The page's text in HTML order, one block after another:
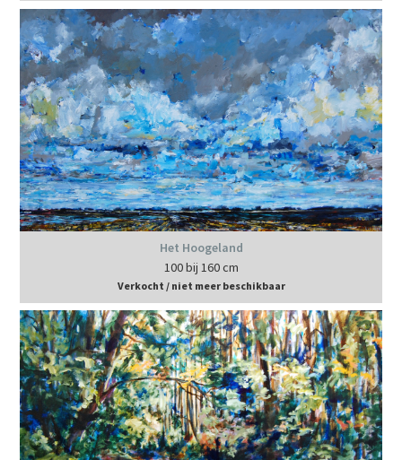
Het Hoogeland
100 bij 160 cm
Verkocht / niet meer beschikbaar